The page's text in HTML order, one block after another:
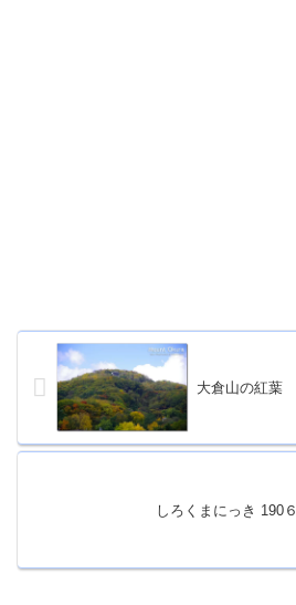
大倉山の紅葉
しろくまにっき 190６